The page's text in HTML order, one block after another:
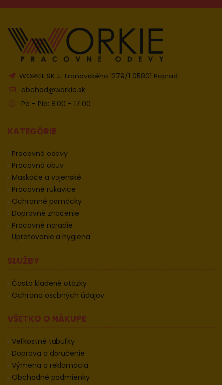
WORKIE.SK J. Tranovského 1279/1 05801 Poprad
obchod@workie.sk
Po - Pia: 8:00 - 17:00
KATEGÓRIE
Pracovné odevy
Pracovná obuv
Maskáče a vojenské
Pracovné rukavice
Ochranné pomôcky
Dopravné značenie
Pracovné náradie
Upratovanie a hygiena
SLUŽBY
Často kladené otázky
Ochrana osobných údajov
VŠETKO O NÁKUPE
Veľkostné tabuľky
Doprava a doručenie
Výmena a reklamácia
Obchodné podmienky